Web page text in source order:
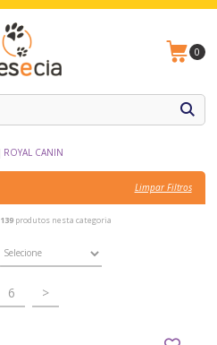
0
ROYAL CANIN
Limpar Filtros
139produtos nesta categoria
6 >